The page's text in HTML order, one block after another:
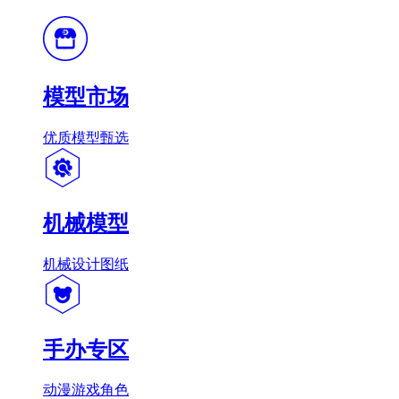
模型市场
优质模型甄选
机械模型
机械设计图纸
手办专区
动漫游戏角色